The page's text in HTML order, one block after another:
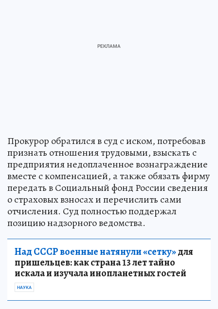
Прокурор обратился в суд с иском, потребовав
признать отношения трудовыми, взыскать с
предприятия недоплаченное вознаграждение
вместе с компенсацией, а также обязать фирму
передать в Социальный фонд России сведения
о страховых взносах и перечислить сами
отчисления. Суд полностью поддержал
позицию надзорного ведомства.
Над СССР военные натянули «сетку»для
пришельцев: как страна 13 лет тайно
искала и изучала инопланетных гостей
НАУКА